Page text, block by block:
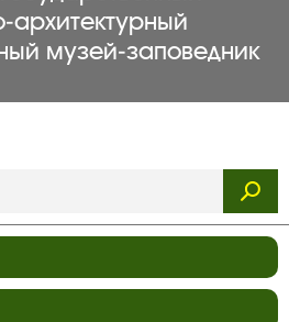
музей‑заповедник